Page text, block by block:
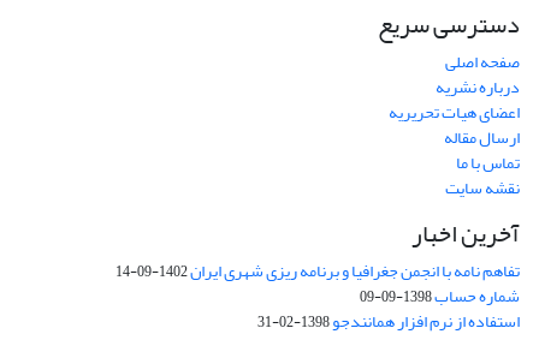
دسترسی سریع
صفحه اصلی
درباره نشریه
اعضای هیات تحریریه
ارسال مقاله
تماس با ما
نقشه سایت
آخرین اخبار
تفاهم نامه با انجمن جغرافیا و برنامه ریزی شهری ایران1402-09-14
شماره حساب1398-09-09
استفاده از نرم افزار همانندجو1398-02-31